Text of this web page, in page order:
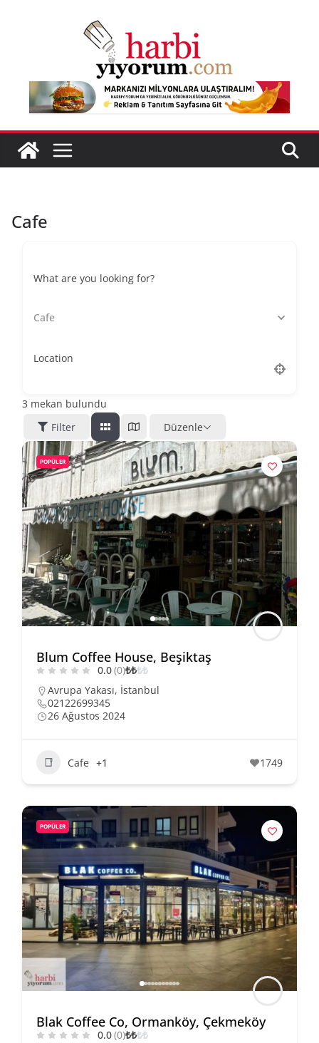
Cafe
What are you looking for?
Cafe
Location
3 mekan bulundu
Filter
Düzenle
POPÜLER
Blum Coffee House, Beşiktaş
0.0(0)₺₺₺₺
Avrupa Yakası, İstanbul
02122699345
26 Ağustos 2024
Cafe +1 1749
POPÜLER
Blak Coffee Co, Ormanköy, Çekmeköy
0.0(0)₺₺₺₺